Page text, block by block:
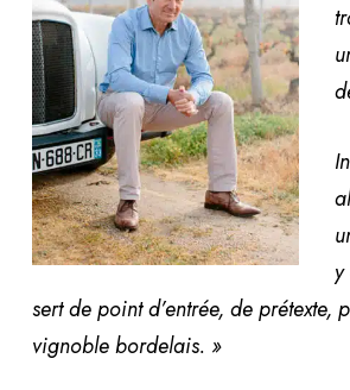
sert de point d’entrée, de
vignoble bordelais. »